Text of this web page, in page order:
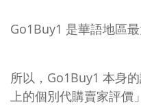
Go1Buy1 是華語地區最
所以，Go1Buy1 本身
上的個別代購賣家評價